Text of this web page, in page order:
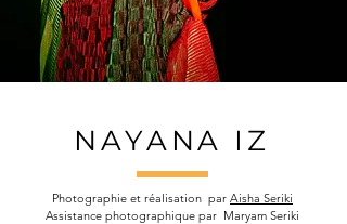
NAYANA IZ
Photographie et réalisation par Aisha Seriki
Assistance photographique par Maryam Seriki